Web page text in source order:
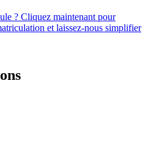
? Cliquez maintenant pour
et laissez-nous simplifier